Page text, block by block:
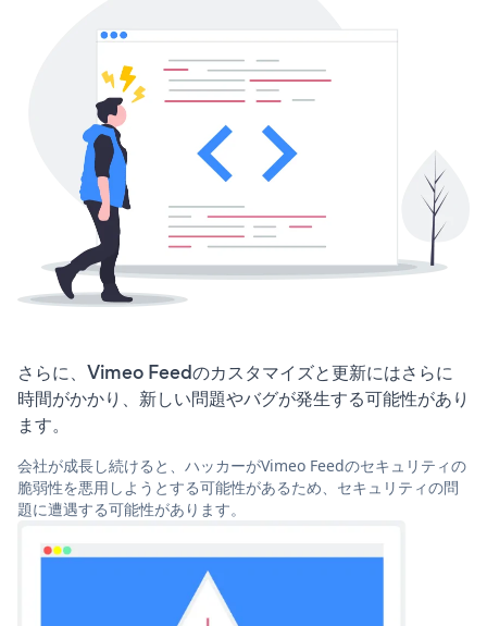
さらに、Vimeo Feedのカスタマイズと更新にはさらに
時間がかかり、新しい問題やバグが発生する可能性があり
ます。
会社が成長し続けると、ハッカーがVimeo Feedのセキュリティの
脆弱性を悪用しようとする可能性があるため、セキュリティの問
題に遭遇する可能性があります。